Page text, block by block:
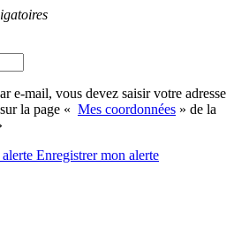
e-mail, vous devez saisir votre adresse
la page « Mes coordonnées » de la
Enregistrermon alerte